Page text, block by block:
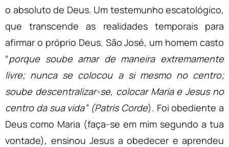
o absoluto de Deus. Um testemunho escatológico,
que transcende as realidades temporais para
afirmar o próprio Deus. São José, um homem casto
“porque soube amar de maneira extremamente
livre; nunca se colocou a si mesmo no centro;
soube descentralizar-se, colocar Maria e Jesus no
centro da sua vida” (Patris Corde). Foi obediente a
Deus como Maria (faça-se em mim segundo a tua
vontade), ensinou Jesus a obedecer e aprendeu